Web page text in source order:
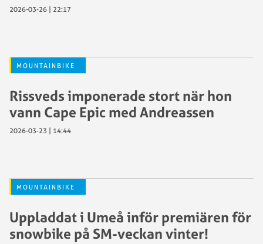
2026-03-26 | 22:17
MOUNTAINBIKE
Rissveds imponerade stort när hon
vann Cape Epic med Andreassen
2026-03-23 | 14:44
MOUNTAINBIKE
Uppladdat i Umeå inför premiären för
snowbike på SM-veckan vinter!